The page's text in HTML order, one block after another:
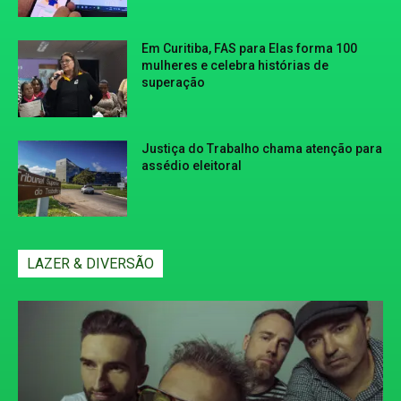
Em Curitiba, FAS para Elas forma 100
mulheres e celebra histórias de
superação
Justiça do Trabalho chama atenção para
assédio eleitoral
LAZER & DIVERSÃO